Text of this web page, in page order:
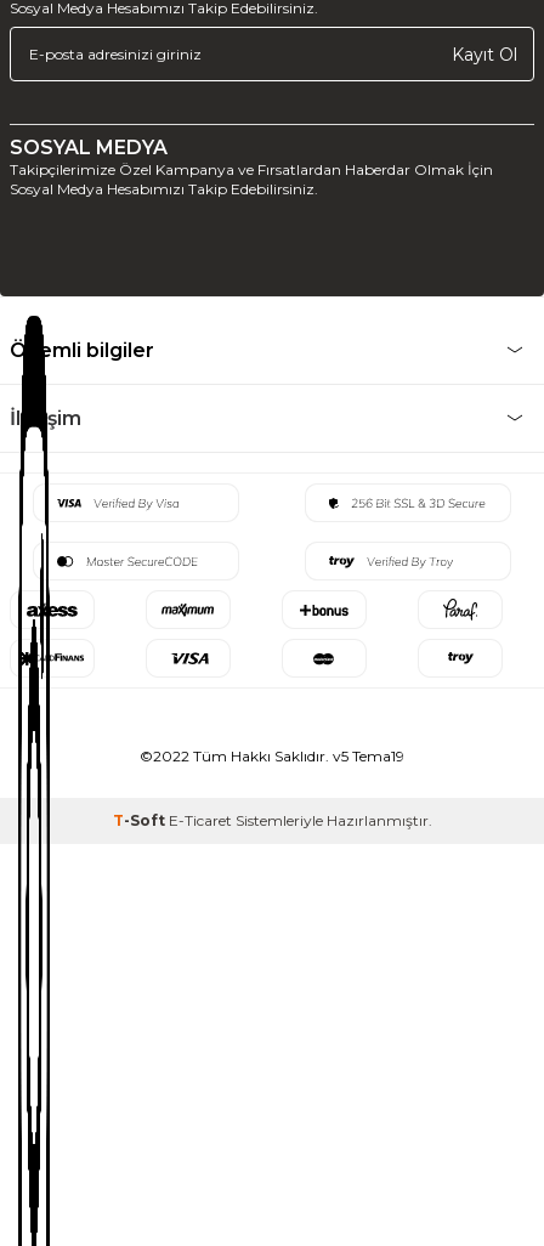
Sosyal Medya Hesabımızı Takip Edebilirsiniz.
Kayıt Ol
SOSYAL MEDYA
Takipçilerimize Özel Kampanya ve Fırsatlardan Haberdar Olmak İçin
Sosyal Medya Hesabımızı Takip Edebilirsiniz.
Önemli bilgiler
İletişim
©2022 Tüm Hakkı Saklıdır. v5 Tema19
T-Soft E-Ticaret Sistemleriyle Hazırlanmıştır.